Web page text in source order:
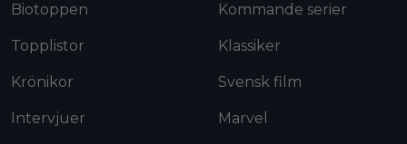
Biotoppen
Topplistor
Krönikor
Intervjuer
Kommande serier
Klassiker
Svensk film
Marvel